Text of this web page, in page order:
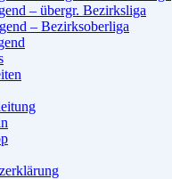
– übergr. Bezirksliga
– Bezirksoberliga